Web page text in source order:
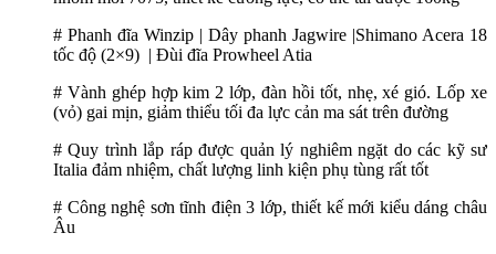
# Phanh đĩa Winzip | Dây phanh Jagwire |Shimano Acera 18
tốc độ (2×9) | Đùi đĩa Prowheel Atia
# Vành ghép hợp kim 2 lớp, đàn hồi tốt, nhẹ, xé gió. Lốp xe
(vỏ) gai mịn, giảm thiểu tối đa lực cản ma sát trên đường
# Quy trình lắp ráp được quản lý nghiêm ngặt do các kỹ sư
Italia đảm nhiệm, chất lượng linh kiện phụ tùng rất tốt
# Công nghệ sơn tĩnh điện 3 lớp, thiết kế mới kiểu dáng châu
Âu